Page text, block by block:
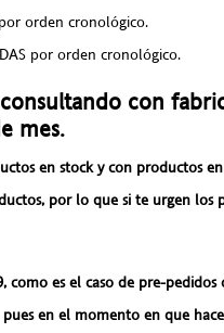
por orden cronológico.
por orden cronológico.
con
mes.
en stock y con productos
por lo que si te urgen los
9, como es el caso de pre-
pues en el momento en que